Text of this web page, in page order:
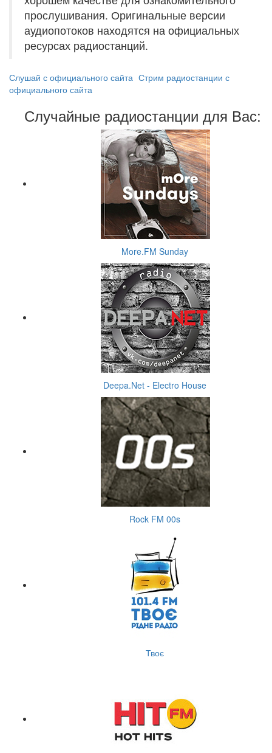
прослушивания. Оригинальные версии
аудиопотоков находятся на официальных
ресурсах радиостанций.
Слушай с официального сайта Стрим радиостанции с
официального сайта
Случайные радиостанции для Вас:
More.FM Sunday
Deepa.Net - Electro House
Rock FM 00s
Твоє